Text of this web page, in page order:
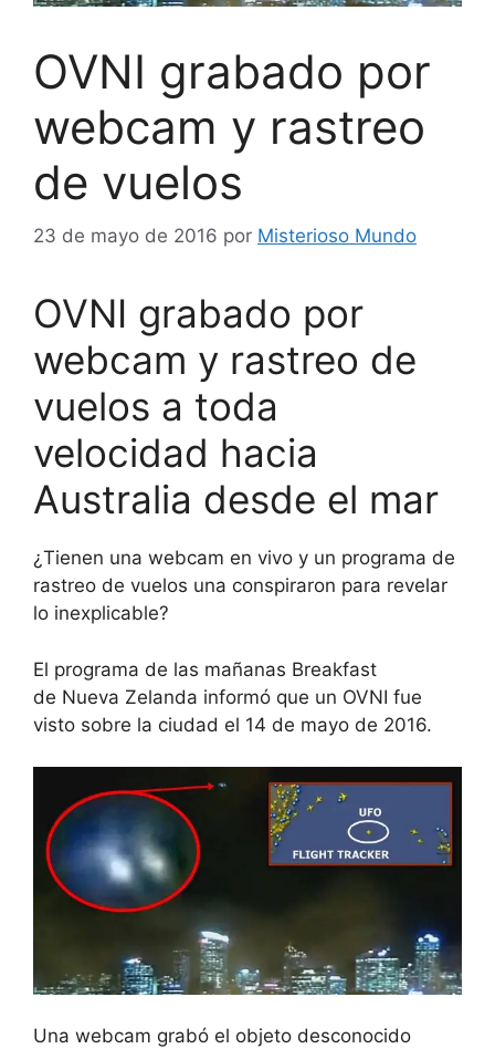
OVNI grabado por
webcam y rastreo
de vuelos
23 de mayo de 2016 por Misterioso Mundo
OVNI grabado por
webcam y rastreo de
vuelos a toda
velocidad hacia
Australia desde el mar
¿Tienen una webcam en vivo y un programa de
rastreo de vuelos una conspiraron para revelar
lo inexplicable?
El programa de las mañanas Breakfast
de Nueva Zelanda informó que un OVNI fue
visto sobre la ciudad el 14 de mayo de 2016.
Una webcam grabó el objeto desconocido